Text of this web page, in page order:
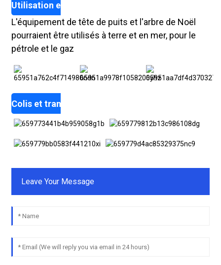
Utilisation et application
L'équipement de tête de puits et l'arbre de Noël
pourraient être utilisés à terre et en mer, pour le
pétrole et le gaz
Colis et transport
Leave Your Message